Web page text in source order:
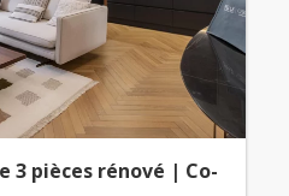
3 pièces rénové | Co-